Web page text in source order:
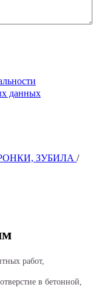
данных
ЗУБИЛА /
работ,
в бетонной,